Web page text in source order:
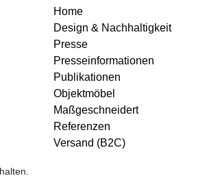
Home
Design & Nachhaltigkeit
Presse
Presseinformationen
Publikationen
Objektmöbel
Maßgeschneidert
Referenzen
Versand (B2C)